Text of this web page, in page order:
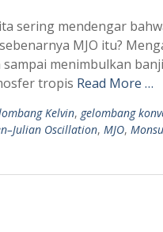
sering mendengar
MJO itu?
menimbulkan
tropis Read More …
Kelvin, gelombang
Oscillation, MJO, Monsu